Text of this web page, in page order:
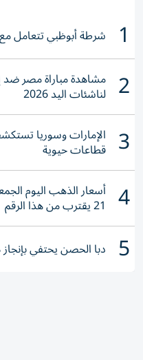
1 شرطة أبوظبي تتعامل
2 مشاهدة مباراة مصر ضد
لناشئات اليد 2026
3 الإمارات وسوريا
قطاعات حيوية
4 21 يقترب من هذا الرقم
5 دبا الحصن يحتفي